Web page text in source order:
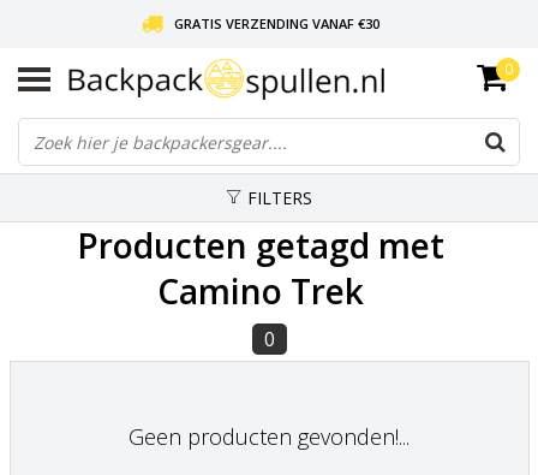
GRATIS VERZENDING VANAF €30
LIEFDE VOOR BACKPACKEN!
30 DAGEN GRATIS RETOUR
0
FILTERS
Producten getagd met
Camino Trek
0
Geen producten gevonden!...